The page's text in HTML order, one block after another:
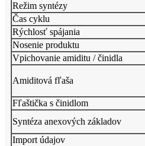
Režim syntézy
Čas cyklu
Rýchlosť spájania
Nosenie produktu
Vpichovanie amiditu / činidla
Amiditová fľaša
Fľaštička s činidlom
Syntéza anexových základov
Import údajov